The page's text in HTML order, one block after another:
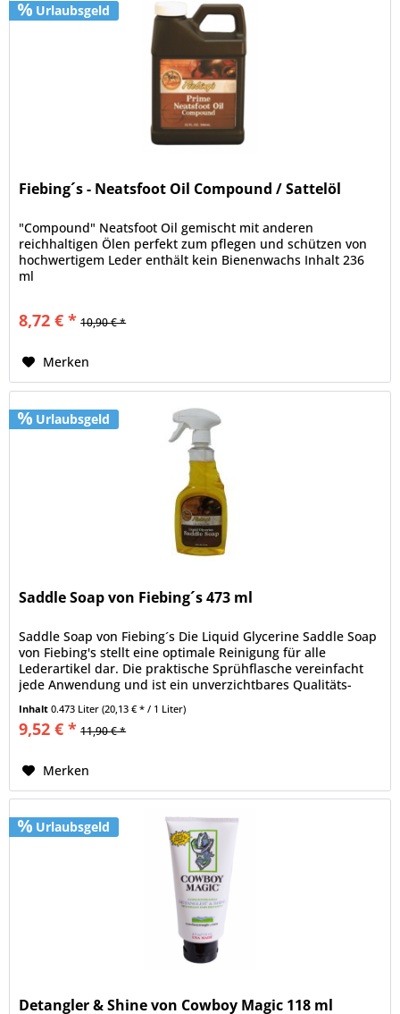
Urlaubsgeld
Fiebing´s - Neatsfoot Oil Compound / Sattelöl
"Compound" Neatsfoot Oil gemischt mit anderen
reichhaltigen Ölen perfekt zum pflegen und schützen von
hochwertigem Leder enthält kein Bienenwachs Inhalt 236
ml
8,72 € * 10,90 € *
Merken
Urlaubsgeld
Saddle Soap von Fiebing´s 473 ml
Saddle Soap von Fiebing´s Die Liquid Glycerine Saddle Soap
von Fiebing's stellt eine optimale Reinigung für alle
Lederartikel dar. Die praktische Sprühflasche vereinfacht
jede Anwendung und ist ein unverzichtbares Qualitäts-
Inhalt0.473 Liter(20,13 € * / 1 Liter)
9,52 € * 11,90 € *
Merken
Urlaubsgeld
Detangler & Shine von Cowboy Magic 118 ml